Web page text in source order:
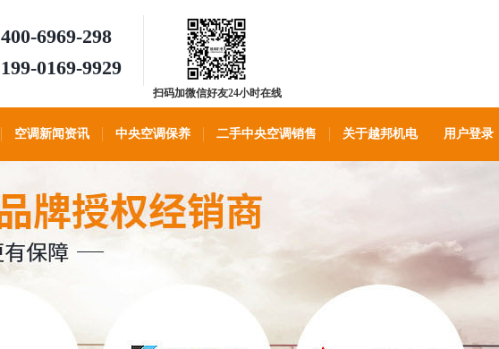
400-6969-298
199-0169-9929
扫码加微信好友24小时在线
空调新闻资讯 中央空调保养 二手中央空调销售 关于越邦机电 用户登录